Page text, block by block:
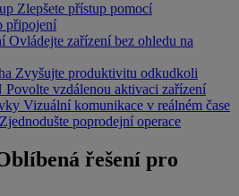
Zlepšete přístup pomocí
připojení
Ovládejte zařízení bez ohledu na
Zvyšujte produktivitu odkudkoli
Povolte vzdálenou aktivaci zařízení
Vizuální komunikace v reálném čase
Zjednodušte poprodejní operace
řešení pro